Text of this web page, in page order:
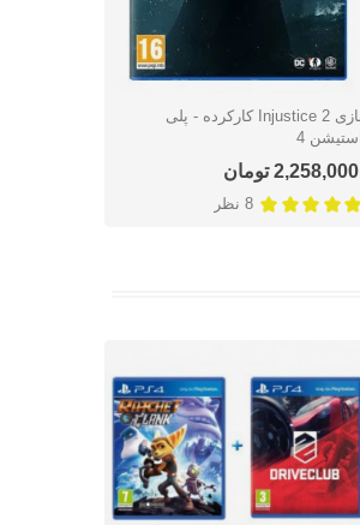
دوست داشتنبازی Injustice 2 کارکرده - پلی
استیشن 4
2,258,000 تومان
8 نظر